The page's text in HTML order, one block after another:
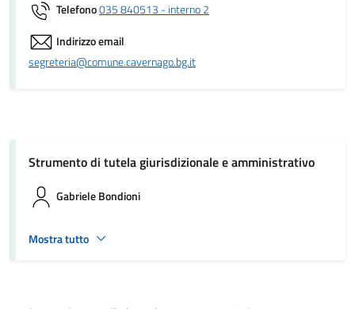
Telefono035 840513 - interno 2
Indirizzo email
segreteria@comune.cavernago.bg.it
Strumento di tutela giurisdizionale e amministrativo
Gabriele Bondioni
Mostra tutto